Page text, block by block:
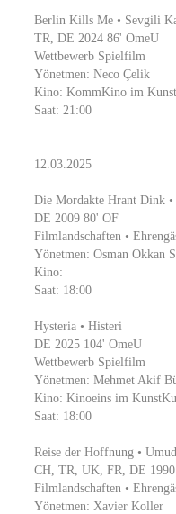
Berlin Kills Me • Sevgili
TR, DE 2024 86' OmeU
Wettbewerb Spielfilm
Yönetmen: Neco Çelik
Kino: KommKino im
Saat: 21:00
12.03.2025
Die Mordakte Hrant Dink
DE 2009 80' OF
Filmlandschaften •
Yönetmen: Osman Okkan
Kino:
Saat: 18:00
Hysteria • Histeri
DE 2025 104' OmeU
Wettbewerb Spielfilm
Yönetmen: Mehmet Akif
Kino: Kinoeins im
Saat: 18:00
Reise der Hoffnung •
CH, TR, UK, FR, DE
Filmlandschaften •
Yönetmen: Xavier Koller